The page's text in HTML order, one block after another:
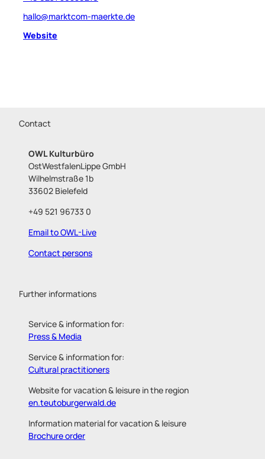
hallo@marktcom-maerkte.de
Website
Contact
OWL Kulturbüro
OstWestfalenLippe GmbH
Wilhelmstraße 1b
33602 Bielefeld
+49 521 96733 0
Email to OWL-Live
Contact persons
Further informations
Service & information for:
Press & Media
Service & information for:
Cultural practitioners
Website for vacation & leisure in the region
en.teutoburgerwald.de
Information material for vacation & leisure
Brochure order